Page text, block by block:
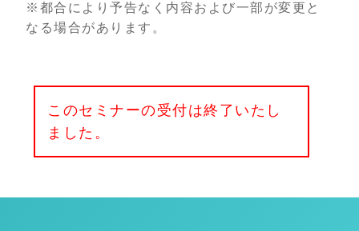
※都合により予告なく内容および一部が変更と
なる場合があります。
このセミナーの受付は終了いたし
ました。